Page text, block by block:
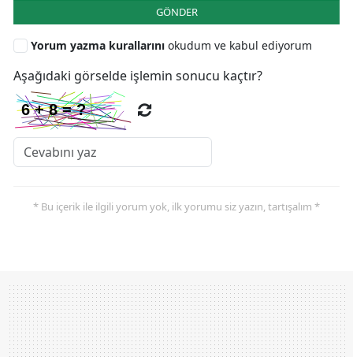
GÖNDER
Yorum yazma kurallarını okudum ve kabul ediyorum
Aşağıdaki görselde işlemin sonucu kaçtır?
* Bu içerik ile ilgili yorum yok, ilk yorumu siz yazın, tartışalım *